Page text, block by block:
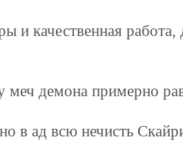
и качественная
меч демона примерно
в ад всю нечисть